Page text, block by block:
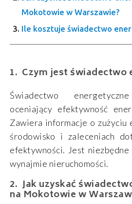
Mokotowie w Warszawie?
Ile kosztuje świadectwo
Czym jest świadectwo
Świadectwo
oceniający efektywność
Zawiera informacje o zużyciu
środowisko i zaleceniach
efektywności. Jest
wynajmie nieruchomości.
Jak uzyskać
na Mokotowie w